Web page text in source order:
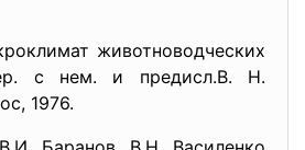
животноводческих
с нем. и предисл.В. Н.
1976.